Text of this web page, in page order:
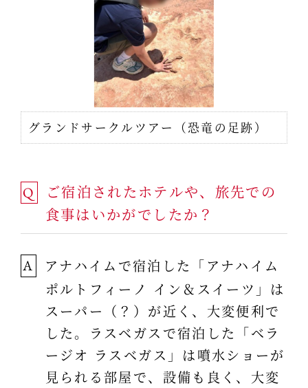
グランドサークルツアー（恐竜の足跡）
Q
ご宿泊されたホテルや、旅先での
食事はいかがでしたか？
A
アナハイムで宿泊した「アナハイム
ポルトフィーノ イン＆スイーツ」は
スーパー（？）が近く、大変便利で
した。ラスベガスで宿泊した「ベラ
ージオ ラスベガス」は噴水ショーが
見られる部屋で、設備も良く、大変